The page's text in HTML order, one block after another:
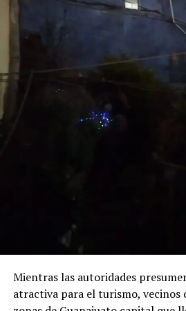
Mientras las autoridades
atractiva para el turismo, vecinos